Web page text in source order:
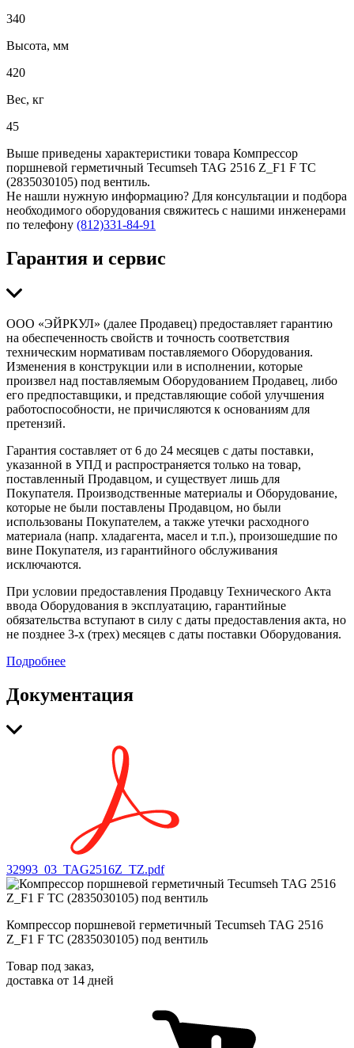
340
Высота, мм
420
Вес, кг
45
Выше приведены характеристики товара Компрессор
поршневой герметичный Tecumseh TAG 2516 Z_F1 F TC
(2835030105) под вентиль.
Не нашли нужную информацию? Для консультации и подбора
необходимого оборудования свяжитесь с нашими инженерами
по телефону (812)331-84-91
Гарантия и сервис
ООО «ЭЙРКУЛ» (далее Продавец) предоставляет гарантию
на обеспеченность свойств и точность соответствия
техническим нормативам поставляемого Оборудования.
Изменения в конструкции или в исполнении, которые
произвел над поставляемым Оборудованием Продавец, либо
его предпоставщики, и представляющие собой улучшения
работоспособности, не причисляются к основаниям для
претензий.
Гарантия составляет от 6 до 24 месяцев с даты поставки,
указанной в УПД и распространяется только на товар,
поставленный Продавцом, и существует лишь для
Покупателя. Производственные материалы и Оборудование,
которые не были поставлены Продавцом, но были
использованы Покупателем, а также утечки расходного
материала (напр. хладагента, масел и т.п.), произошедшие по
вине Покупателя, из гарантийного обслуживания
исключаются.
При условии предоставления Продавцу Технического Акта
ввода Оборудования в эксплуатацию, гарантийные
обязательства вступают в силу с даты предоставления акта, но
не позднее 3-х (трех) месяцев с даты поставки Оборудования.
Подробнее
Документация
32993_03_TAG2516Z_TZ.pdf
Компрессор поршневой герметичный Tecumseh TAG 2516
Z_F1 F TC (2835030105) под вентиль
Товар под заказ,
доставка от 14 дней